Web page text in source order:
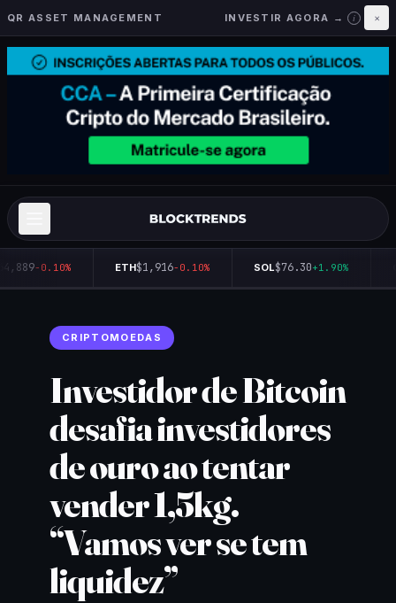
QR ASSET MANAGEMENT INVESTIR AGORA → i ×
-0.10% ETH$1,916-0.10% SOL$76.30+1.90%
CRIPTOMOEDAS
Investidor de Bitcoin
desafia investidores
de ouro ao tentar
vender 1,5kg.
“Vamos ver se tem
liquidez”